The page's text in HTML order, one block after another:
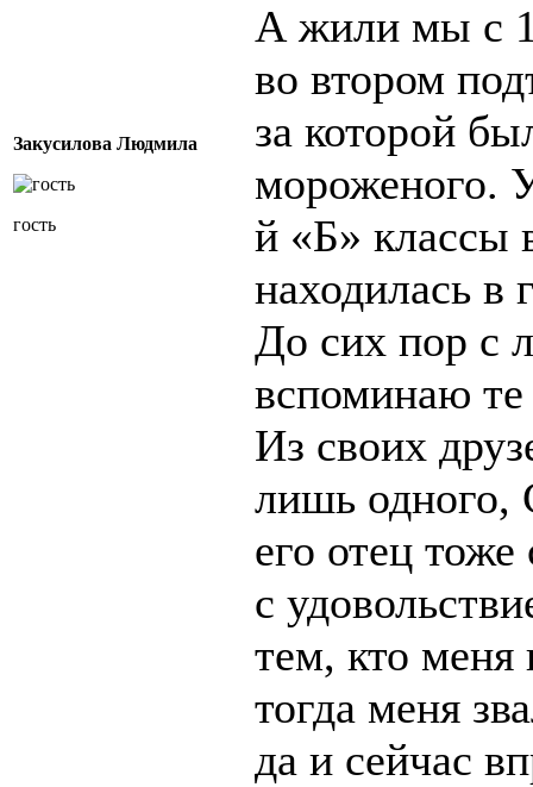
Закусилова Людмила
гость
А жили мы с
во втором
за которой
мороженого.
й «Б»
находилась в
До сих пор с
вспоминаю
Из своих
лишь одного,
его отец
с
тем, кто
тогда меня
да и сейчас